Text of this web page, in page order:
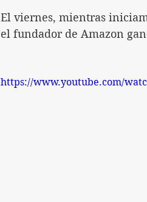
El viernes, mientras
el fundador de Amazon
https://www.youtube.com/